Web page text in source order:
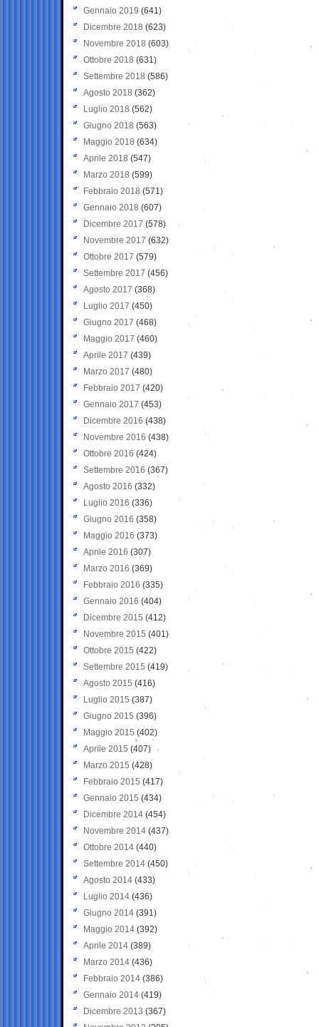
Gennaio 2019 (641)
Dicembre 2018 (623)
Novembre 2018 (603)
Ottobre 2018 (631)
Settembre 2018 (586)
Agosto 2018 (362)
Luglio 2018 (562)
Giugno 2018 (563)
Maggio 2018 (634)
Aprile 2018 (547)
Marzo 2018 (599)
Febbraio 2018 (571)
Gennaio 2018 (607)
Dicembre 2017 (578)
Novembre 2017 (632)
Ottobre 2017 (579)
Settembre 2017 (456)
Agosto 2017 (368)
Luglio 2017 (450)
Giugno 2017 (468)
Maggio 2017 (460)
Aprile 2017 (439)
Marzo 2017 (480)
Febbraio 2017 (420)
Gennaio 2017 (453)
Dicembre 2016 (438)
Novembre 2016 (438)
Ottobre 2016 (424)
Settembre 2016 (367)
Agosto 2016 (332)
Luglio 2016 (336)
Giugno 2016 (358)
Maggio 2016 (373)
Aprile 2016 (307)
Marzo 2016 (369)
Febbraio 2016 (335)
Gennaio 2016 (404)
Dicembre 2015 (412)
Novembre 2015 (401)
Ottobre 2015 (422)
Settembre 2015 (419)
Agosto 2015 (416)
Luglio 2015 (387)
Giugno 2015 (396)
Maggio 2015 (402)
Aprile 2015 (407)
Marzo 2015 (428)
Febbraio 2015 (417)
Gennaio 2015 (434)
Dicembre 2014 (454)
Novembre 2014 (437)
Ottobre 2014 (440)
Settembre 2014 (450)
Agosto 2014 (433)
Luglio 2014 (436)
Giugno 2014 (391)
Maggio 2014 (392)
Aprile 2014 (389)
Marzo 2014 (436)
Febbraio 2014 (386)
Gennaio 2014 (419)
Dicembre 2013 (367)